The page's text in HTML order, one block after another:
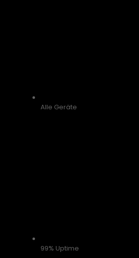
Alle Geräte
99% Uptime